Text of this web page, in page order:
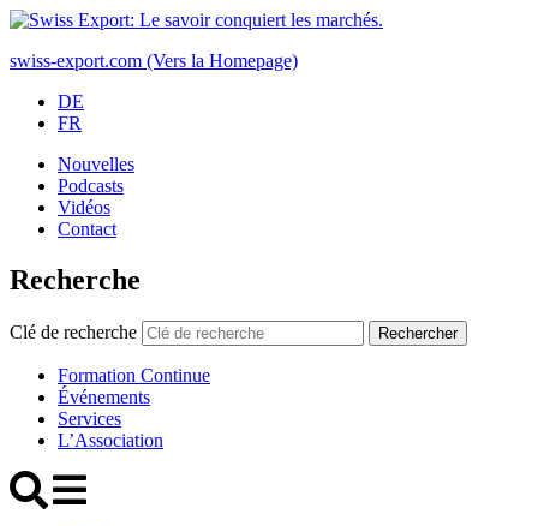
swiss-export.com (Vers la Homepage)
DE
FR
Nouvelles
Podcasts
Vidéos
Contact
Recherche
Clé de recherche Rechercher
Formation Continue
Événements
Services
L’Association